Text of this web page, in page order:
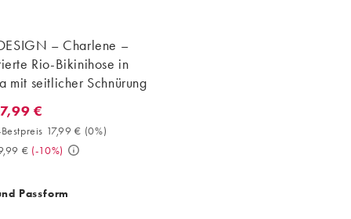
– Charlene –
Rio-Bikinihose in
mit seitlicher Schnürung
€. 30-Tage-Bestpreis 17,99 € (0%). Vorher 19,99 €. (-10%)
€
17,99 € (0%)
€ (-10%)
Passform